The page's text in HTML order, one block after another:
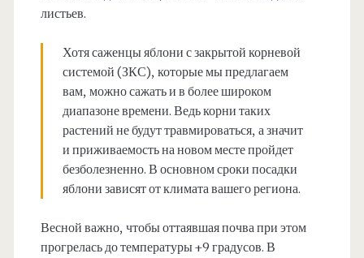
листьев.
Хотя саженцы яблони с закрытой корневой
системой (ЗКС), которые мы предлагаем
вам, можно сажать и в более широком
диапазоне времени. Ведь корни таких
растений не будут травмироваться, а значит
и приживаемость на новом месте пройдет
безболезненно. В основном сроки посадки
яблони зависят от климата вашего региона.
Весной важно, чтобы оттаявшая почва при этом
прогрелась до температуры +9 градусов. В